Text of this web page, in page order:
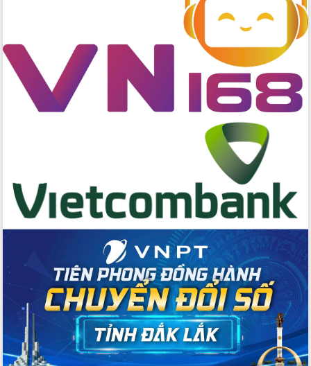
Bệnh án điện tử thúc đẩy chuyển đổi
số y tế tại Đắk Lắk
Chuyển đổi số thư viện: Mở rộng
không gian tri thức trong thời đại số
Đánh giá, rút kinh nghiệm công tác tổ
Lắk gửi gắm niềm tin, kỳ vọng vào lá
phiếu
Đắk Lắk sẵn sàng các điều kiện cho
khóa XVI và HĐND các cấp nhiệm kỳ
2026-2031
Đảm bảo cuộc bầu cử đại biểu Quốc
hội và đại biểu HĐND các cấp diễn ra
an toàn, hiệu quả, đúng quy định
Thủ tướng Chính phủ Phạm Minh Chính
kiểm tra, chỉ đạo hoàn thành các dự
án cao tốc và thăm khu tái định cư tại